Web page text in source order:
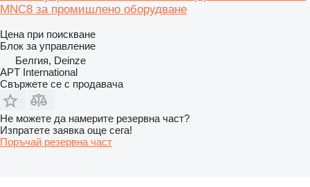
MNC8 за промишлено оборудване
Цена при поискване
Блок за управление
Белгия, Deinze
APT International
Свържете се с продавача
Не можете да намерите резервна част?
Изпратете заявка още сега!
Поръчай резервна част